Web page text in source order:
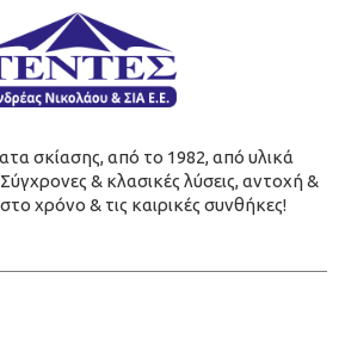
σκίασης, από το 1982, από υλικά
& κλασικές λύσεις, αντοχή &
χρόνο & τις καιρικές συνθήκες!